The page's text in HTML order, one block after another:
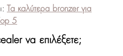
Τα καλύτερα bronzer για
5
να επιλέξετε;